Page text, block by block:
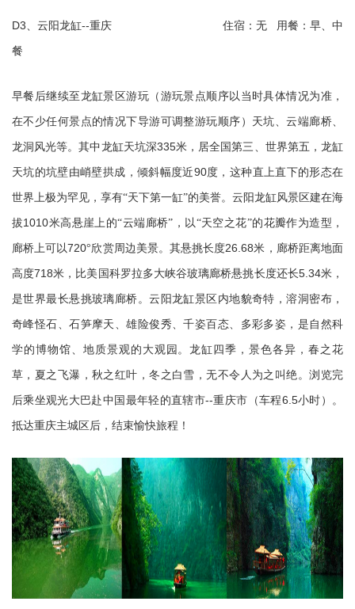
D3、云阳龙缸--重庆 住宿：无 用餐：早、中
餐
早餐后继续至龙缸景区游玩（游玩景点顺序以当时具体情况为准，
在不少任何景点的情况下导游可调整游玩顺序）天坑、云端廊桥、
龙洞风光等。其中龙缸天坑深335米，居全国第三、世界第五，龙缸
天坑的坑壁由峭壁拱成，倾斜幅度近90度，这种直上直下的形态在
世界上极为罕见，享有“天下第一缸”的美誉。云阳龙缸风景区建在海
拔1010米高悬崖上的“云端廊桥”，以“天空之花”的花瓣作为造型，
廊桥上可以720°欣赏周边美景。其悬挑长度26.68米，廊桥距离地面
高度718米，比美国科罗拉多大峡谷玻璃廊桥悬挑长度还长5.34米，
是世界最长悬挑玻璃廊桥。云阳龙缸景区内地貌奇特，溶洞密布，
奇峰怪石、石笋摩天、雄险俊秀、千姿百态、多彩多姿，是自然科
学的博物馆、地质景观的大观园。龙缸四季，景色各异，春之花
草，夏之飞瀑，秋之红叶，冬之白雪，无不令人为之叫绝。浏览完
后乘坐观光大巴赴中国最年轻的直辖市--重庆市（车程6.5小时）。
抵达重庆主城区后，结束愉快旅程！